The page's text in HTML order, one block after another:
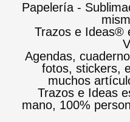
Papelería -
Trazos e Ideas®
Agendas,
fotos, stickers,
muchos
Trazos e Ideas
mano, 100%